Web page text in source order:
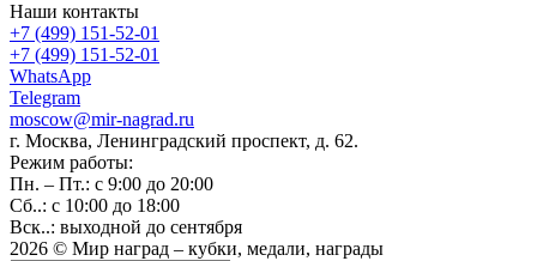
Наши контакты
+7 (499) 151-52-01
+7 (499) 151-52-01
WhatsApp
Telegram
moscow@mir-nagrad.ru
г. Москва, Ленинградский проспект, д. 62.
Режим работы:
Пн. – Пт.: с 9:00 до 20:00
Сб..: с 10:00 до 18:00
Вск..: выходной до сентября
2026 © Мир наград – кубки, медали, награды